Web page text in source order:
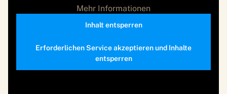
Mehr Informationen
Inhalt entsperren
Erforderlichen Service akzeptieren und Inhalte
entsperren